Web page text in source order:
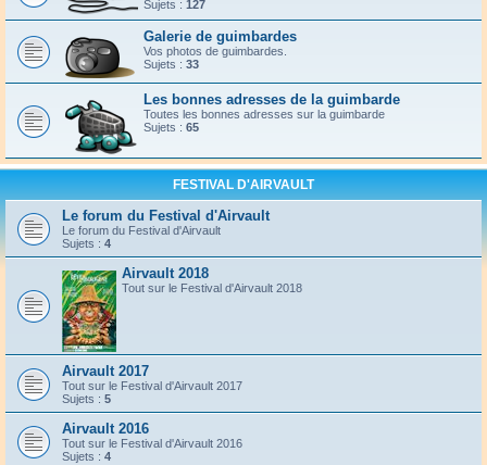
Sujets : 127
Galerie de guimbardes
Vos photos de guimbardes.
Sujets : 33
Les bonnes adresses de la guimbarde
Toutes les bonnes adresses sur la guimbarde
Sujets : 65
FESTIVAL D'AIRVAULT
Le forum du Festival d'Airvault
Le forum du Festival d'Airvault
Sujets : 4
Airvault 2018
Tout sur le Festival d'Airvault 2018
Airvault 2017
Tout sur le Festival d'Airvault 2017
Sujets : 5
Airvault 2016
Tout sur le Festival d'Airvault 2016
Sujets : 4